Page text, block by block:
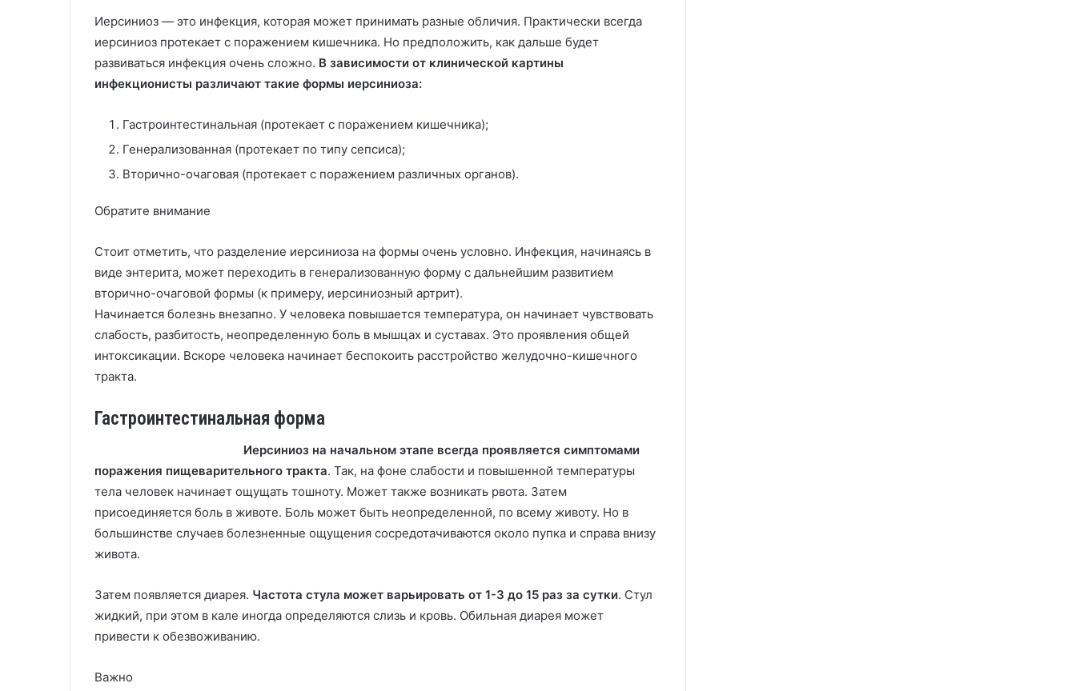
Иерсиниоз — это инфекция, которая может принимать разные обличия. Практически всегда
иерсиниоз протекает с поражением кишечника. Но предположить, как дальше будет
развиваться инфекция очень сложно. В зависимости от клинической картины
инфекционисты различают такие формы иерсиниоза:
Гастроинтестинальная (протекает с поражением кишечника);
Генерализованная (протекает по типу сепсиса);
Вторично-очаговая (протекает с поражением различных органов).
Обратите внимание
Стоит отметить, что разделение иерсиниоза на формы очень условно. Инфекция, начинаясь в
виде энтерита, может переходить в генерализованную форму с дальнейшим развитием
вторично-очаговой формы (к примеру, иерсиниозный артрит).
Начинается болезнь внезапно. У человека повышается температура, он начинает чувствовать
слабость, разбитость, неопределенную боль в мышцах и суставах. Это проявления общей
интоксикации. Вскоре человека начинает беспокоить расстройство желудочно-кишечного
тракта.
Гастроинтестинальная форма
Иерсиниоз на начальном этапе всегда проявляется симптомами
поражения пищеварительного тракта. Так, на фоне слабости и повышенной температуры
тела человек начинает ощущать тошноту. Может также возникать рвота. Затем
присоединяется боль в животе. Боль может быть неопределенной, по всему животу. Но в
большинстве случаев болезненные ощущения сосредотачиваются около пупка и справа внизу
живота.
Затем появляется диарея. Частота стула может варьировать от 1-3 до 15 раз за сутки. Стул
жидкий, при этом в кале иногда определяются слизь и кровь. Обильная диарея может
привести к обезвоживанию.
Важно